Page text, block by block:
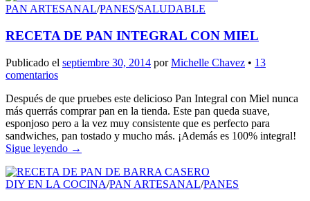
PAN ARTESANAL/PANES/SALUDABLE
RECETA DE PAN INTEGRAL CON MIEL
Publicado el septiembre 30, 2014 porMichelle Chavez • 13
comentarios
Después de que pruebes este delicioso Pan Integral con Miel nunca
más querrás comprar pan en la tienda. Este pan queda suave,
esponjoso pero a la vez muy consistente que es perfecto para
sandwiches, pan tostado y mucho más. ¡Además es 100% integral!
Sigue leyendo →
DIY EN LA COCINA/PAN ARTESANAL/PANES